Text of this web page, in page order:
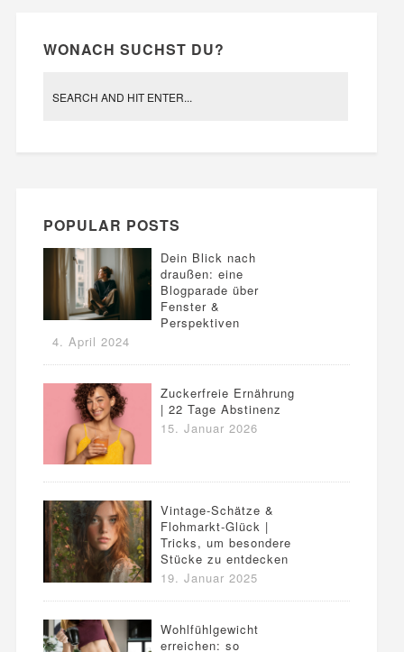
WONACH SUCHST DU?
POPULAR POSTS
Dein Blick nach
draußen: eine
Blogparade über
Fenster &
Perspektiven
4. April 2024
Zuckerfreie Ernährung
| 22 Tage Abstinenz
15. Januar 2026
Vintage-Schätze &
Flohmarkt-Glück |
Tricks, um besondere
Stücke zu entdecken
19. Januar 2025
Wohlfühlgewicht
erreichen: so